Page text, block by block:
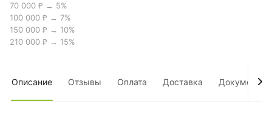
70 000 ₽ → 5%
100 000 ₽ → 7%
150 000 ₽ → 10%
210 000 ₽ → 15%
Описание Отзывы Оплата Доставка Документы